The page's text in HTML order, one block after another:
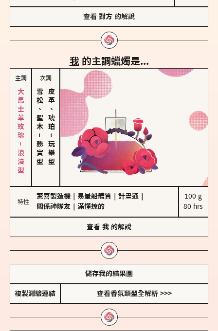
查看 對方 的解說
我 的主調蠟燭是...
主調
大馬士革玫瑰－浪漫型
次調
雪松、聖木
－
務實型
皮革、琥珀
－
玩樂型
特性
驚喜製造機 易暈船體質 計畫通
關係神隊友
滿懂撩的
100 g
80 hrs
查看 我 的解說
儲存我的結果圖
複製測驗連結 查看香氛類型全解析 >>>